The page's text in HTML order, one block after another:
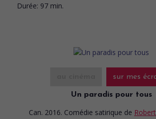
Durée: 97 min.
sur mes
Un paradis pour tous
Can. 2016. Comédie satirique de